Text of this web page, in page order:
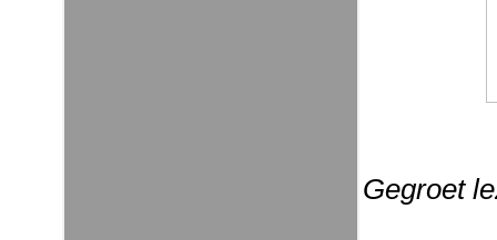
Gegroet